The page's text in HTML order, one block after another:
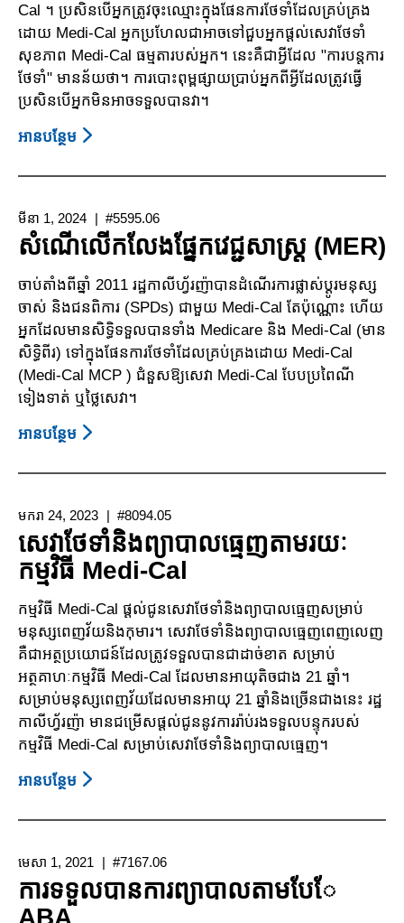
បុគ្គល
ដែល
មាន
សិទ្ធិ
ទទួល
បាន
ទាំង
Cal ។ ប្រសិនបើអ្នកត្រូវចុះឈ្មោះក្នុងផែនការថែទាំដែលគ្រប់គ្រង
ដោយ Medi-Cal អ្នកប្រហែលជាអាចទៅជួបអ្នកផ្តល់សេវាថែទាំ
សុខភាព Medi-Cal ធម្មតារបស់អ្នក។ នេះគឺជាអ្វីដែល "ការបន្តការ
ថែទាំ" មានន័យថា។ ការបោះពុម្ពផ្សាយប្រាប់អ្នកពីអ្វីដែលត្រូវធ្វើ
ប្រសិនបើអ្នកមិនអាចទទួលបានវា។
អាន​បន្ថែម About
ទទួល
ការ
បន្ត
ការ
ថែទាំ
នៅ
ក្នុង
កម្មវិធី
ថែទាំ
ដែល
គ្រប់
ដោយ
Cal
មីនា 1, 2024 #5595.06
សំណើលើកលែងផ្នែកវេជ្ជសាស្ត្រ (MER)
ចាប់តាំងពីឆ្នាំ 2011 រដ្ឋកាលីហ្វ័រញ៉ាបានដំណើរការផ្លាស់ប្តូរមនុស្ស
ចាស់ និងជនពិការ (SPDs) ជាមួយ Medi-Cal តែប៉ុណ្ណោះ ហើយ
អ្នកដែលមានសិទ្ធិទទួលបានទាំង Medicare និង Medi-Cal (មាន
សិទ្ធិពីរ) ទៅក្នុងផែនការថែទាំដែលគ្រប់គ្រងដោយ Medi-Cal
(Medi-Cal MCP ) ជំនួសឱ្យសេវា Medi-Cal បែបប្រពៃណី
ទៀងទាត់ ឬថ្លៃសេវា។
អាន​បន្ថែម About
លើក
ផ្នែក
វេជ្ជ
សាស្ត្រ
មករា 24, 2023 #8094.05
សេវាថែទាំនិងព្យាបាលធ្មេញតាមរយៈ
កម្មវិធី Medi-Cal
កម្មវិធី Medi-Cal ផ្ដល់ជូនសេវាថែទាំនិងព្យាបាលធ្មេញសម្រាប់
មនុស្ស​ពេញវ័យ​​​និងកុមារ។ សេវាថែទាំនិងព្យាបាលធ្មេញពេញលេញ
គឺជាអត្ថប្រយោជន៍ដែលត្រូវទទួលបា​ន​​​ជាដាច់ខាត​ សម្រាប់
អត្ថគាហៈកម្មវិធី Medi-Cal ដែលមានអាយុតិចជាង 21 ឆ្នាំ​។
សម្រាប់មនុស្សពេញវ័យដែលមានអាយុ 21 ឆ្នាំនិងច្រើនជាងនេះ រដ្ឋ
កាលីហ្វ័រ​ញ៉ា មានជម្រើ​ស​ផ្ដល់ជូននូវការរ៉ាប់រងទទួលបន្ទុករបស់
កម្មវិធី Medi-Cal សម្រាប់​សេ​វា​ថែទាំ​និងព្យាបាល​ធ្មេញ។
អាន​បន្ថែម About
ថែទាំ
ព្យាបាល
ធ្មេញ
មេសា 1, 2021 #7167.06
ការទទួលបានការព្យាបាលតាមបែែ
ABA